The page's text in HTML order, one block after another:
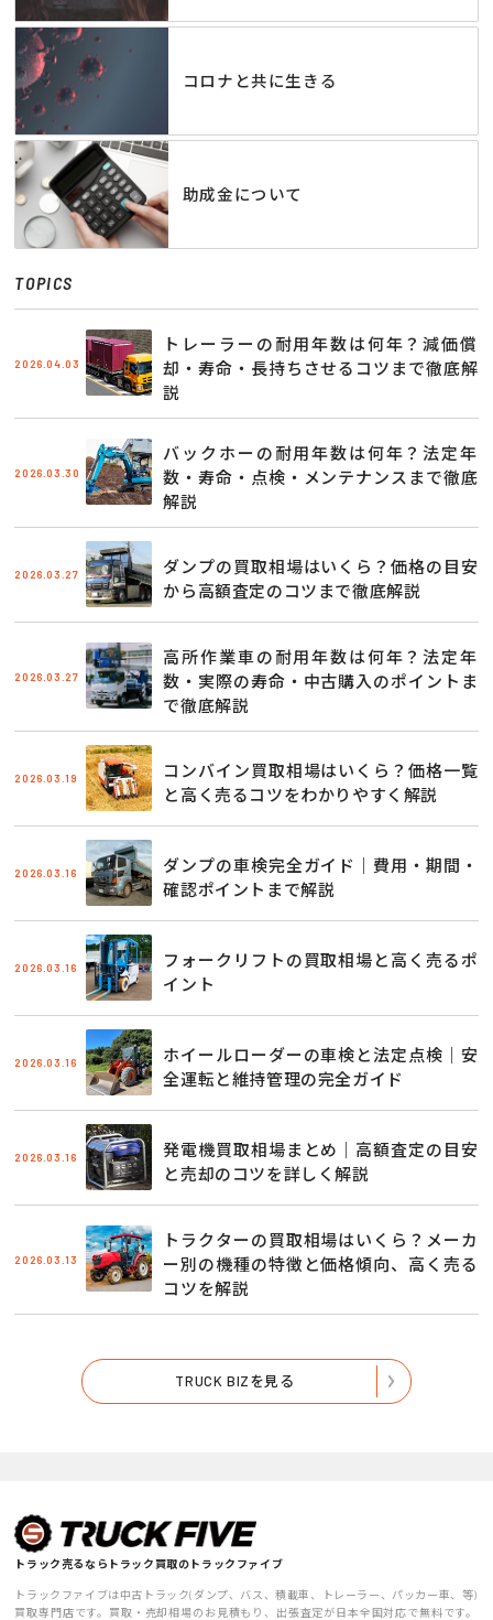
コロナと共に生きる
助成金について
TOPICS
2026.04.03
トレーラーの耐用年数は何年？減価償
却・寿命・長持ちさせるコツまで徹底解
説
2026.03.30
バックホーの耐用年数は何年？法定年
数・寿命・点検・メンテナンスまで徹底
解説
2026.03.27
ダンプの買取相場はいくら？価格の目安
から高額査定のコツまで徹底解説
2026.03.27
高所作業車の耐用年数は何年？法定年
数・実際の寿命・中古購入のポイントま
で徹底解説
2026.03.19
コンバイン買取相場はいくら？価格一覧
と高く売るコツをわかりやすく解説
2026.03.16
ダンプの車検完全ガイド｜費用・期間・
確認ポイントまで解説
2026.03.16
フォークリフトの買取相場と高く売るポ
イント
2026.03.16
ホイールローダーの車検と法定点検｜安
全運転と維持管理の完全ガイド
2026.03.16
発電機買取相場まとめ｜高額査定の目安
と売却のコツを詳しく解説
2026.03.13
トラクターの買取相場はいくら？メーカ
ー別の機種の特徴と価格傾向、高く売る
コツを解説
TRUCK BIZを見る
トラック売るならトラック買取のトラックファイブ
トラックファイブは中古トラック(ダンプ、バス、積載車、トレーラー、パッカー車、等)
買取専門店です。買取・売却相場のお見積もり、出張査定が日本全国対応で無料です。